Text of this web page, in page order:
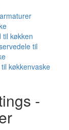
til køkken
til
køkkenvaske
-